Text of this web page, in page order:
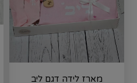
מארז לידה דגם ליב